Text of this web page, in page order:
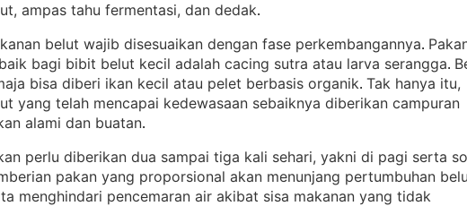
ampas tahu fermentasi, dan dedak.
belut wajib disesuaikan dengan fase perkembangannya.
bagi bibit belut kecil adalah cacing sutra atau larva serangga.
bisa diberi ikan kecil atau pelet berbasis organik. Tak hanya itu,
yang telah mencapai kedewasaan sebaiknya diberikan campuran
alami dan buatan.
perlu diberikan dua sampai tiga kali sehari, yakni di pagi serta
pakan yang proporsional akan menunjang pertumbuhan
menghindari pencemaran air akibat sisa makanan yang tidak